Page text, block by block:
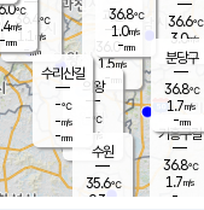
과천
36.0℃
1.5m/s
- mm
의왕
- ℃
m/s
mm
36.4 ℃
1.1 m/s
-mm
℃
m/s
-mm
36.6℃
3.0m/s
-mm
36.8℃
1.0m/s
-mm
기흥구갈
36.8℃
1.7m/s
-
수리산길
-℃
-m/s
-mm
분당구
36.8℃
1.7m/s
-mm
수원
35.6℃
0.3 m/s